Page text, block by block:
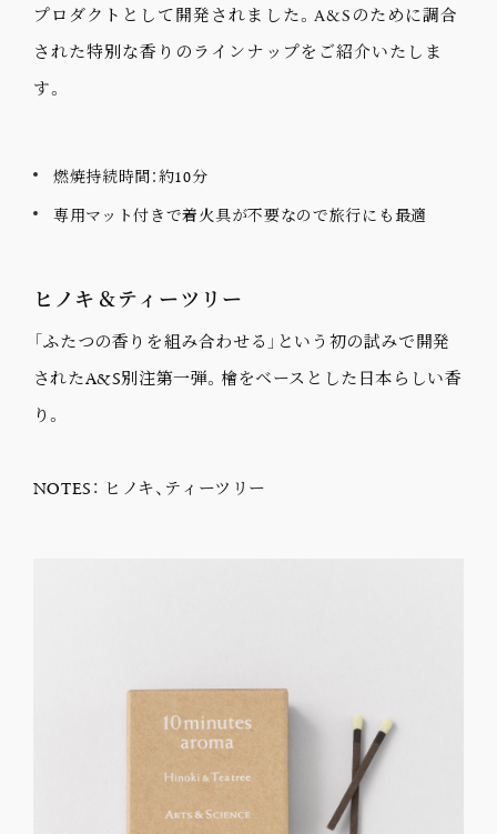
プロダクトとして開発されました。A&Sのために調合
された特別な香りのラインナップをご紹介いたしま
す。
燃焼持続時間：約10分
専用マット付きで着火具が不要なので旅行にも最適
ヒノキ＆ティーツリー
「ふたつの香りを組み合わせる」という初の試みで開発
されたA&S別注第一弾。檜をベースとした日本らしい香
り。
NOTES： ヒノキ、ティーツリー